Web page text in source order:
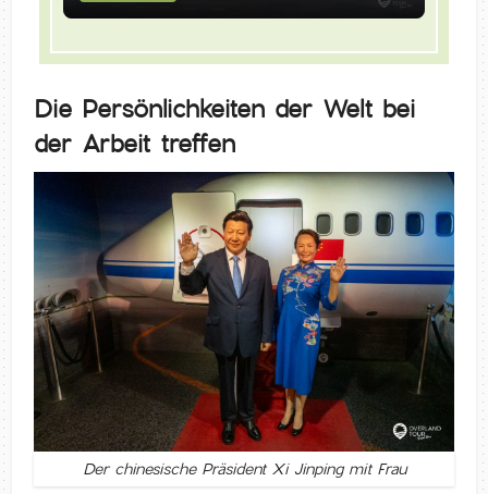
Die Persönlichkeiten der Welt bei
der Arbeit treffen
Der chinesische Präsident Xi Jinping mit Frau